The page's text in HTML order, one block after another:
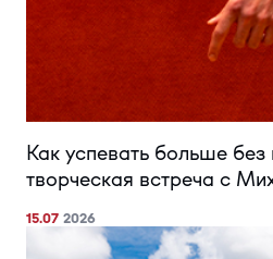
Как успевать больше без
творческая встреча с
15.07 2026